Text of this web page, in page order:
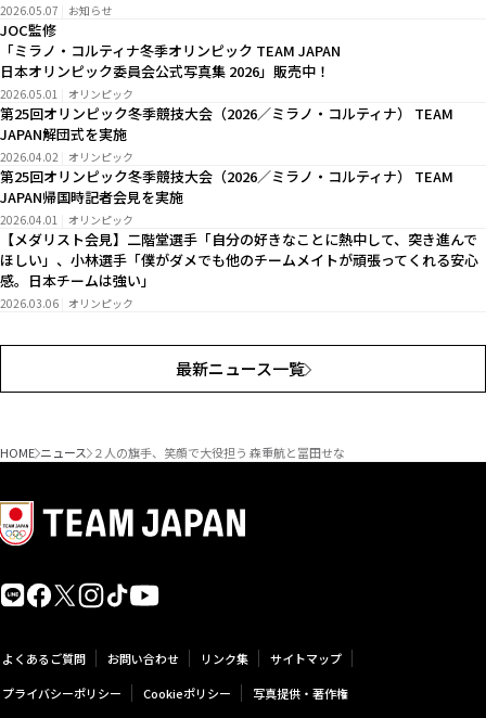
2026.05.07 お知らせ
JOC監修
「ミラノ・コルティナ冬季オリンピック TEAM JAPAN
日本オリンピック委員会公式写真集 2026」販売中！
2026.05.01 オリンピック
第25回オリンピック冬季競技大会（2026／ミラノ・コルティナ） TEAM
JAPAN解団式を実施
2026.04.02 オリンピック
第25回オリンピック冬季競技大会（2026／ミラノ・コルティナ） TEAM
JAPAN帰国時記者会見を実施
2026.04.01 オリンピック
【メダリスト会見】二階堂選手「自分の好きなことに熱中して、突き進んで
ほしい」、小林選手「僕がダメでも他のチームメイトが頑張ってくれる安心
感。日本チームは強い」
2026.03.06 オリンピック
最新ニュース一覧
HOME ニュース ２人の旗手、笑顔で大役担う 森重航と冨田せな
よくあるご質問 お問い合わせ リンク集
サイトマップ
プライバシーポリシー
Cookieポリシー 写真提供・著作権